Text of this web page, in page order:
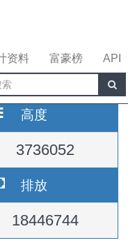
资料 富豪榜 API
高度
3736052
排放
18446744